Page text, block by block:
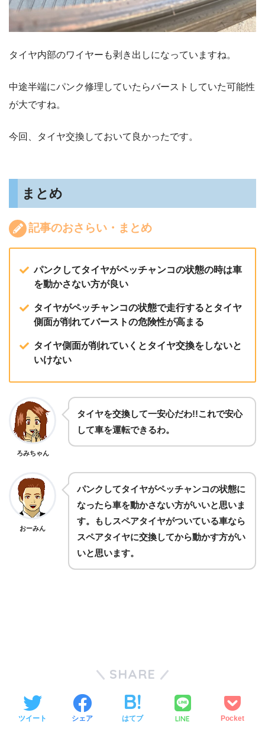
タイヤ内部のワイヤーも剥き出しになっていますね。
中途半端にパンク修理していたらバーストしていた可能性
が大ですね。
今回、タイヤ交換しておいて良かったです。
まとめ
記事のおさらい・まとめ
パンクしてタイヤがペッチャンコの状態の時は車
を動かさない方が良い
タイヤがペッチャンコの状態で走行するとタイヤ
側面が削れてバーストの危険性が高まる
タイヤ側面が削れていくとタイヤ交換をしないと
いけない
ろみちゃん
タイヤを交換して一安心だわ!!これで安心
して車を運転できるわ。
おーみん
パンクしてタイヤがペッチャンコの状態に
なったら車を動かさない方がいいと思いま
す。もしスペアタイヤがついている車なら
スペアタイヤに交換してから動かす方がい
いと思います。
SHARE
ツイート シェア はてブ LINE Pocket